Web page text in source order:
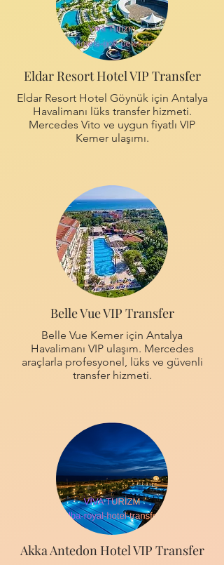
Eldar Resort Hotel VIP Transfer
Eldar Resort Hotel Göynük için Antalya
Havalimanı lüks transfer hizmeti.
Mercedes Vito ve uygun fiyatlı VIP
Kemer ulaşımı.
Belle Vue VIP Transfer
Belle Vue Kemer için Antalya
Havalimanı VIP ulaşım. Mercedes
araçlarla profesyonel, lüks ve güvenli
transfer hizmeti.
Akka Antedon Hotel VIP Transfer